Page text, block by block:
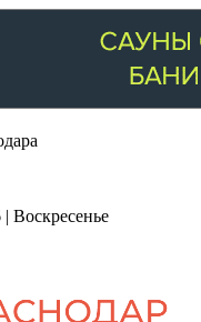
| Воскресенье